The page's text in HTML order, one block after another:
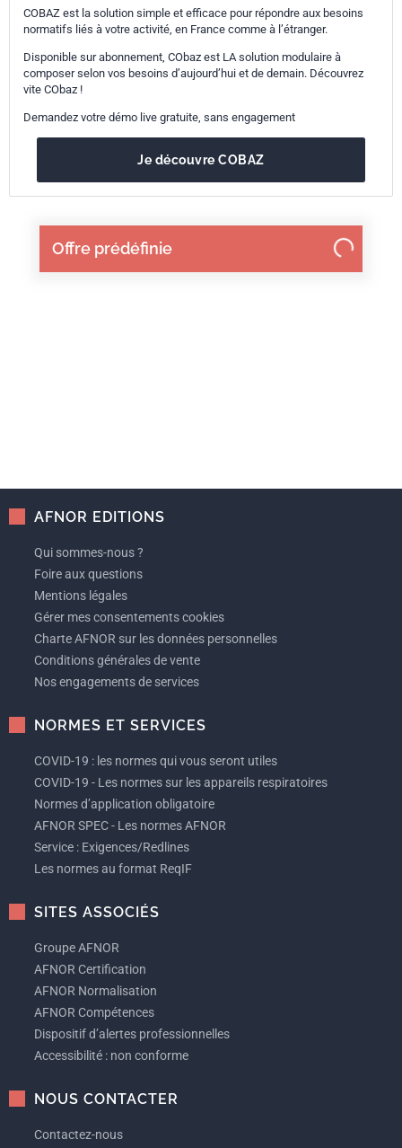
Offre prédéfinie
COBAZ est la solution simple et efficace pour répondre aux besoins
normatifs liés à votre activité, en France comme à l’étranger.
Disponible sur abonnement, CObaz est LA solution modulaire à
composer selon vos besoins d’aujourd’hui et de demain. Découvrez
vite CObaz !
Demandez votre démo live gratuite, sans engagement
Je découvre COBAZ
AFNOR EDITIONS
Qui sommes-nous ?
Foire aux questions
Mentions légales
Gérer mes consentements cookies
Charte AFNOR sur les données personnelles
Conditions générales de vente
Nos engagements de services
NORMES ET SERVICES
COVID-19 : les normes qui vous seront utiles
COVID-19 - Les normes sur les appareils respiratoires
Normes d’application obligatoire
AFNOR SPEC - Les normes AFNOR
Service : Exigences/Redlines
Les normes au format ReqIF
SITES ASSOCIÉS
Groupe AFNOR
AFNOR Certification
AFNOR Normalisation
AFNOR Compétences
Dispositif d’alertes professionnelles
Accessibilité : non conforme
NOUS CONTACTER
Contactez-nous